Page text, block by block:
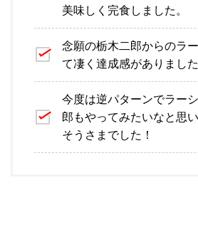
美味しく完食しました。
念願の栃木二郎からのラ
て凄く達成感がありました
今度は逆パターンでラー
郎もやってみたいなと思
そうさまでした！